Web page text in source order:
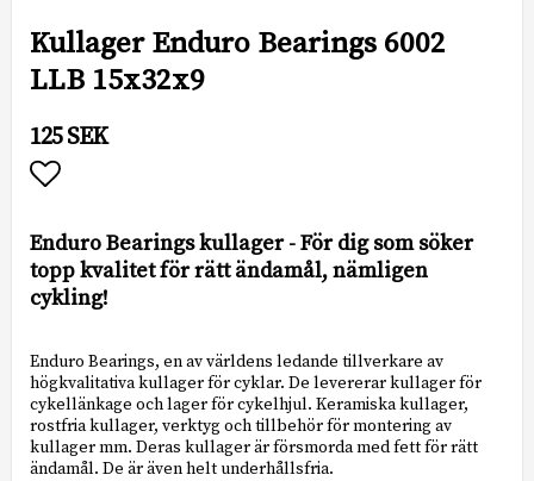
Kullager Enduro Bearings 6002
LLB 15x32x9
125 SEK
Enduro Bearings kullager - För dig som söker
topp kvalitet för rätt ändamål, nämligen
cykling!
Enduro Bearings, en av världens ledande tillverkare av
högkvalitativa kullager för cyklar. De levererar kullager för
cykellänkage och lager för cykelhjul. Keramiska kullager,
rostfria kullager, verktyg och tillbehör för montering av
kullager mm. Deras kullager är försmorda med fett för rätt
ändamål. De är även helt underhållsfria.